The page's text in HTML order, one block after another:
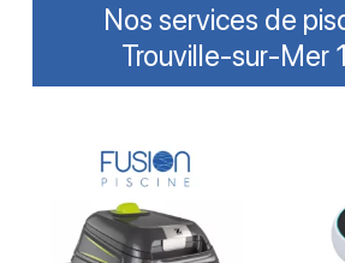
Nos services de
Trouville-sur-Mer